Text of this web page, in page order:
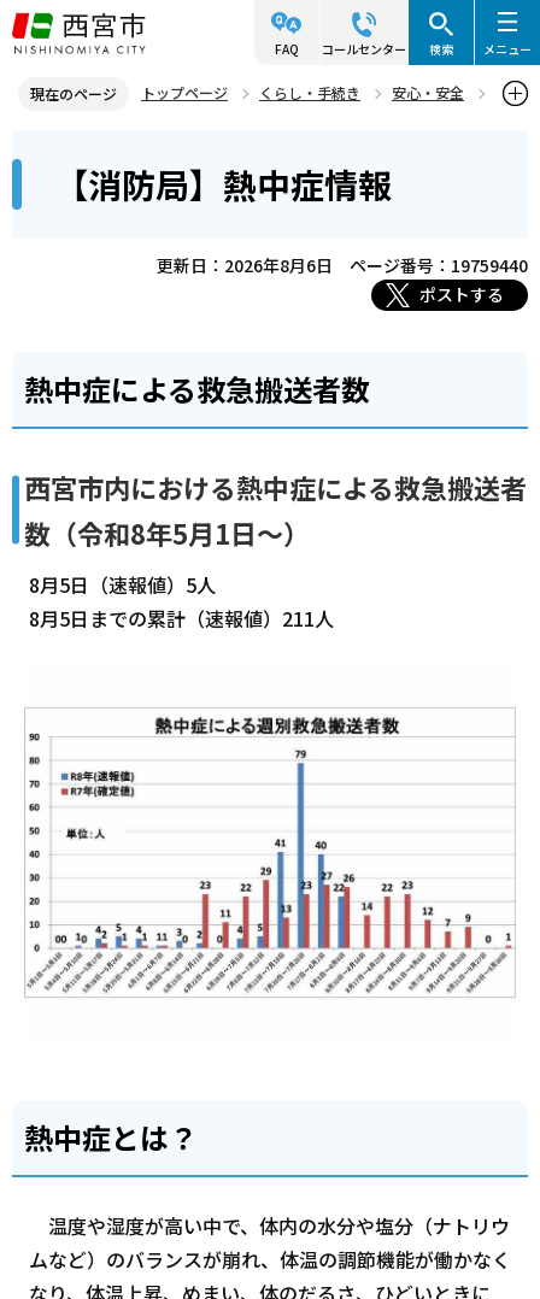
こ
の
ジ
先
FAQ コールセンター 検索 メニュー
現在のページ トップページ くらし・手続き
安心・安全
こ
【消防局】熱中症情報
更新日：2026年8月6日
ページ番号：19759440
ポストする
熱中症による救急搬送者数
西宮市内における熱中症による救急搬送者
数（令和8年5月1日～）
8月5日（速報値）5人
8月5日までの累計（速報値）211人
熱中症とは？
温度や湿度が高い中で、体内の水分や塩分（ナトリウ
ムなど）のバランスが崩れ、体温の調節機能が働かなく
なり、体温上昇、めまい、体のだるさ、ひどいときに